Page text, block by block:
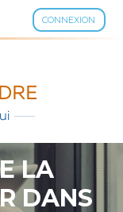
CONNEXION
LA
DANS